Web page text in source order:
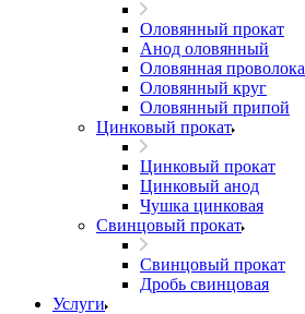
Оловянный прокат
Анод оловянный
Оловянная проволока
Оловянный круг
Оловянный припой
Цинковый прокат
Цинковый прокат
Цинковый анод
Чушка цинковая
Свинцовый прокат
Свинцовый прокат
Дробь свинцовая
Услуги